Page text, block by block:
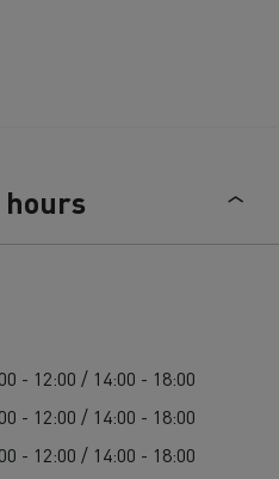
- 12:00 / 14:00 - 18:00
- 12:00 / 14:00 - 18:00
- 12:00 / 14:00 - 18:00